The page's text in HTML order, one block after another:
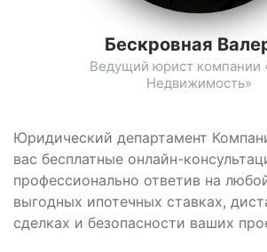
Юридический департамент
вас бесплатные онлайн-
профессионально ответив на
выгодных ипотечных ставках,
сделках и безопасности ваших
Бескровная
Ведущий юрист компании
Недвижимость»